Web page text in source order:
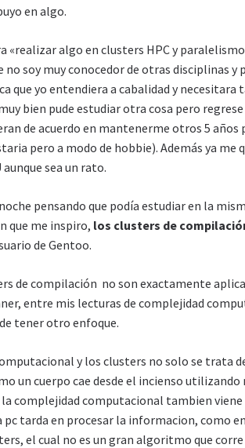
en algo.
«realizar algo en clusters HPC y
no soy muy conocedor de otras disciplinas y
que yo entendiera a cabalidad y necesitara
bien pude estudiar otra cosa pero regrese
de acuerdo en mantenerme otros 5 años
pero a modo de hobbie). Además ya me
sea un rato.
pensando que podía estudiar en la
que me inspiro, los clusters de
de Gentoo.
de compilación no son exactamente
entre mis lecturas de complejidad
tener otro enfoque.
y los clusters no solo se trata
un cuerpo cae desde el incienso utilizando
complejidad computacional tambien viene
pc tarda en procesar la informacion, como
el cual no es un gran algoritmo que